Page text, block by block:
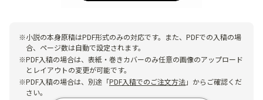
小説の本身原稿はPDF形式のみの対応です。また、PDFでの入稿の場
合、ページ数は自動で設定されます。
PDF入稿の場合は、表紙・巻きカバーのみ任意の画像のアップロード
とレイアウトの変更が可能です。
PDF入稿の場合は、別途「PDF入稿でのご注文方法」からご確認くだ
さい。